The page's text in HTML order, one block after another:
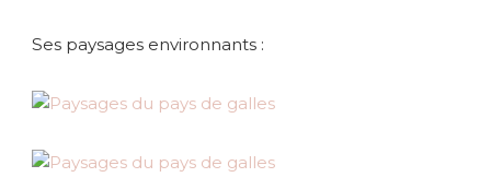
Ses paysages environnants :